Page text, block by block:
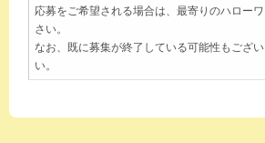
応募をご希望される場合は、最寄りのハロー
さい。
なお、既に募集が終了している可能性もござ
い。